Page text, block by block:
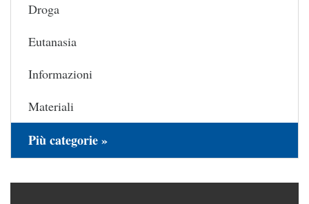
Droga
Eutanasia
Informazioni
Materiali
Più categorie »